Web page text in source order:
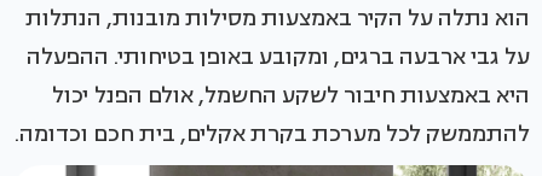
הוא נתלה על הקיר באמצעות מסילות מובנות, הנתלות
על גבי ארבעה ברגים, ומקובע באופן בטיחותי. ההפעלה
היא באמצעות חיבור לשקע החשמל, אולם הפנל יכול
להתממשק לכל מערכת בקרת אקלים, בית חכם וכדומה.